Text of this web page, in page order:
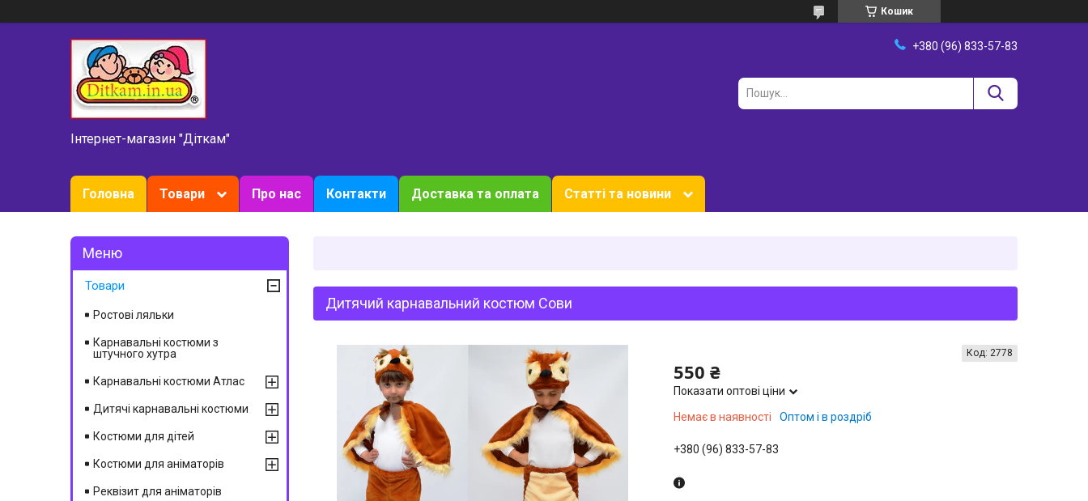
Кошик
Інтернет-магазин "Діткам"
+380 (96) 833-57-83
Головна Товари Про нас Контакти Доставка та оплата Статті та новини
Дитячий карнавальний костюм Сови
550 ₴
Показати оптові ціни
Немає в наявності
Оптом і в роздріб
Код: 2778
+380 (96) 833-57-83
Товари
Ростові ляльки
Карнавальні костюми з
штучного хутра
Карнавальні костюми Атлас
Дитячі карнавальні костюми
Костюми для дітей
Костюми для аніматорів
Реквізит для аніматорів